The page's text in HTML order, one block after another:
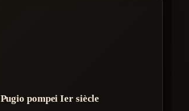
Pugio pompei Ier siècle